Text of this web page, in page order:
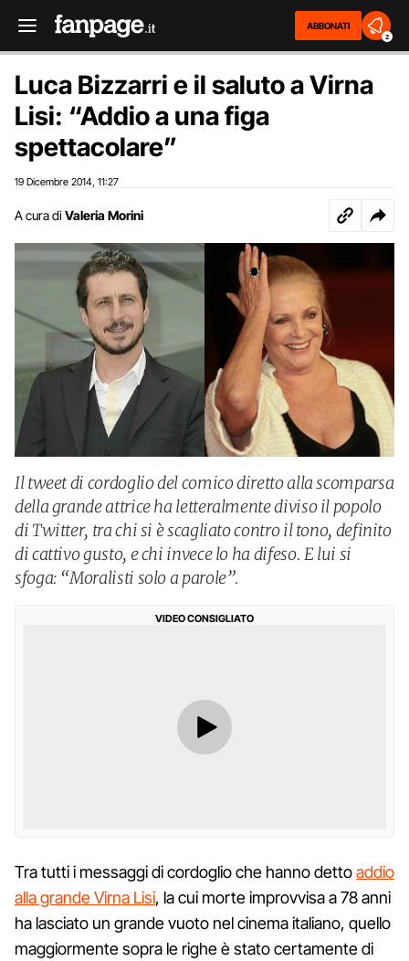
ABBONATI
2
Luca Bizzarri e il saluto a Virna
Lisi: “Addio a una figa
spettacolare”
19 Dicembre 2014 11:27
A cura di Valeria Morini
Il tweet di cordoglio del comico diretto alla scomparsa
della grande attrice ha letteralmente diviso il popolo
di Twitter, tra chi si è scagliato contro il tono, definito
di cattivo gusto, e chi invece lo ha difeso. E lui si
sfoga: “Moralisti solo a parole”.
VIDEO CONSIGLIATO
Tra tutti i messaggi di cordoglio che hanno dettoaddio
alla grande Virna Lisi, la cui morte improvvisa a 78 anni
ha lasciato un grande vuoto nel cinema italiano, quello
maggiormente sopra le righe è stato certamente di